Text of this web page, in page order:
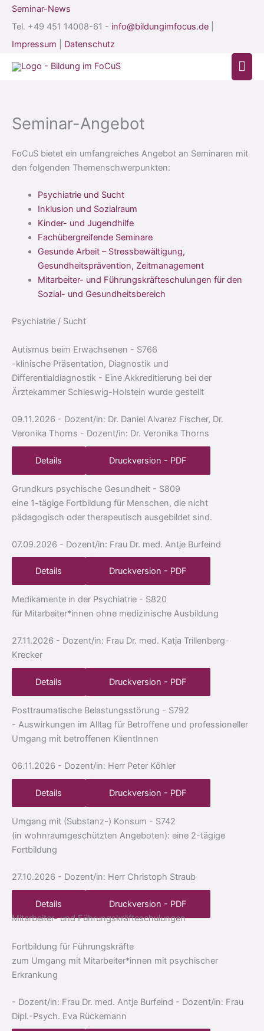
Seminar-News
Tel. +49 451 14008-61 - info@bildungimfocus.de
Impressum
Datenschutz
Seminar-Angebot
FoCuS bietet ein umfangreiches Angebot an Seminaren mit
den folgenden Themenschwerpunkten:
Psychiatrie und Sucht
Inklusion und Sozialraum
Kinder- und Jugendhilfe
Fachübergreifende Seminare
Gesunde Arbeit – Stressbewältigung,
Gesundheitsprävention, Zeitmanagement
Mitarbeiter- und Führungskräfteschulungen für den
Sozial- und Gesundheitsbereich
Psychiatrie / Sucht
Autismus beim Erwachsenen - S766
-klinische Präsentation, Diagnostik und
Differentialdiagnostik - Eine Akkreditierung bei der
Ärztekammer Schleswig-Holstein wurde gestellt
09.11.2026 - Dozent/in: Dr. Daniel Alvarez Fischer, Dr.
Veronika Thorns - Dozent/in: Dr. Veronika Thorns
Details Druckversion - PDF
Grundkurs psychische Gesundheit - S809
eine 1-tägige Fortbildung für Menschen, die nicht
pädagogisch oder therapeutisch ausgebildet sind.
07.09.2026 - Dozent/in: Frau Dr. med. Antje Burfeind
Details Druckversion - PDF
Medikamente in der Psychiatrie - S820
für Mitarbeiter*innen ohne medizinische Ausbildung
27.11.2026 - Dozent/in: Frau Dr. med. Katja Trillenberg-
Krecker
Details Druckversion - PDF
Posttraumatische Belastungsstörung - S792
- Auswirkungen im Alltag für Betroffene und professioneller
Umgang mit betroffenen KlientInnen
06.11.2026 - Dozent/in: Herr Peter Köhler
Details Druckversion - PDF
Umgang mit (Substanz-) Konsum - S742
(in wohnraumgeschützten Angeboten): eine 2-tägige
Fortbildung
27.10.2026 - Dozent/in: Herr Christoph Straub
Details
Druckversion - PDF
Mitarbeiter- und Führungskräfteschulungen
Fortbildung für Führungskräfte
zum Umgang mit Mitarbeiter*innen mit psychischer
Erkrankung
- Dozent/in: Frau Dr. med. Antje Burfeind - Dozent/in: Frau
Dipl.-Psych. Eva Rückemann